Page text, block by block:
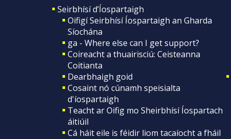
Seirbhísí d’Íospartaigh
Oifigí Seirbhísí Íospartaigh an Gharda
Síochána
ga - Where else can I get support?
Coireacht a thuairisciú: Ceisteanna
Coitianta
Dearbhaigh goid
Cosaint nó cúnamh speisialta
d'íospartaigh
Teacht ar Oifig mo Sheirbhísí Íospartach
áitiúil
Cá háit eile is féidir liom tacaíocht a fháil